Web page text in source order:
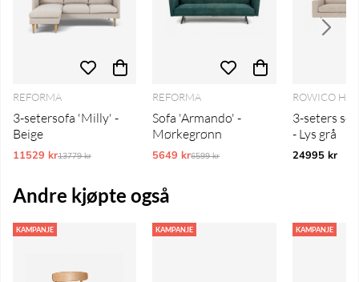
REFORMA
3-setersofa 'Milly' -
Beige
11529 krOrdinarie pris:
13779 kr
REFORMA
Sofa 'Armando' -
Mørkegrønn
5649 krOrdinarie pris:
6599 kr
ROWICO
3-seters
- Lys grå
24995 kr
Andre kjøpte også
KAMPANJE KAMPANJE KAMPANJE